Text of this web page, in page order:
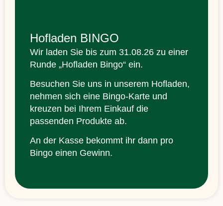
Hofladen BINGO
Wir laden Sie bis zum 31.08.26 zu einer
Runde „Hofladen Bingo“ ein.
Besuchen Sie uns in unserem Hofladen,
nehmen sich eine Bingo-Karte und
kreuzen bei Ihrem Einkauf die
passenden Produkte ab.
An der Kasse bekommt ihr dann pro
Bingo einen Gewinn.